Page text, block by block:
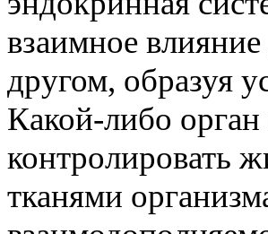
взаимное
другом, образуя
Какой-либо
контролировать
тканями